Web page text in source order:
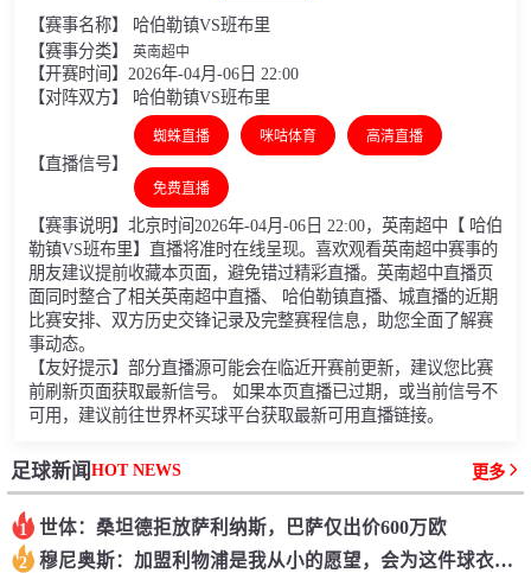
【赛事名称】 哈伯勒镇VS班布里
【赛事分类】 英南超中
【开赛时间】2026年-04月-06日 22:00
【对阵双方】 哈伯勒镇VS班布里
【直播信号】
蜘蛛直播 咪咕体育 高清直播
免费直播
【赛事说明】北京时间2026年-04月-06日 22:00，英南超中【 哈伯
勒镇VS班布里】直播将准时在线呈现。喜欢观看英南超中赛事的
朋友建议提前收藏本页面，避免错过精彩直播。英南超中直播页
面同时整合了相关英南超中直播、 哈伯勒镇直播、城直播的近期
比赛安排、双方历史交锋记录及完整赛程信息，助您全面了解赛
事动态。
【友好提示】部分直播源可能会在临近开赛前更新，建议您比赛
前刷新页面获取最新信号。 如果本页直播已过期，或当前信号不
可用，建议前往世界杯买球平台获取最新可用直播链接。
足球新闻HOT NEWS 更多
1 世体：桑坦德拒放萨利纳斯，巴萨仅出价600万欧
2 穆尼奥斯：加盟利物浦是我从小的愿望，会为这件球衣拼尽全力